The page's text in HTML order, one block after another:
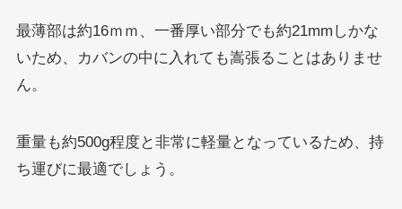
最薄部は約16ｍｍ、一番厚い部分でも約21mmしかな
いため、カバンの中に入れても嵩張ることはありませ
ん。
重量も約500g程度と非常に軽量となっているため、持
ち運びに最適でしょう。